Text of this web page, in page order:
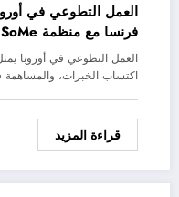
العمل التطوعي في
فرنسا مع منظمة HuSoMe
العمل التطوعي في أوروبا
اكتساب الخبرات،
قراءة المزيد